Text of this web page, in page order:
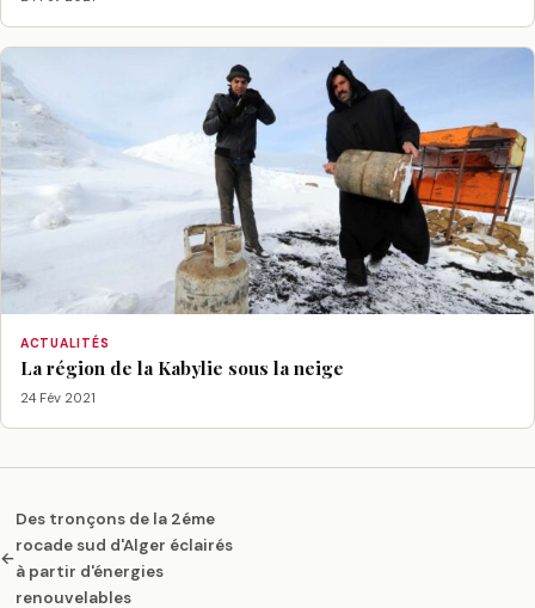
ACTUALITÉS
La région de la Kabylie sous la neige
24 Fév 2021
←
Des tronçons de la 2éme
rocade sud d'Alger éclairés
à partir d'énergies
renouvelables